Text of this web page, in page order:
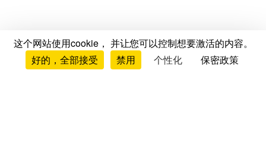
这个网站使用cookie， 并让您可以控制想要激活的内容。
好的，全部接受
禁用 个性化 保密政策